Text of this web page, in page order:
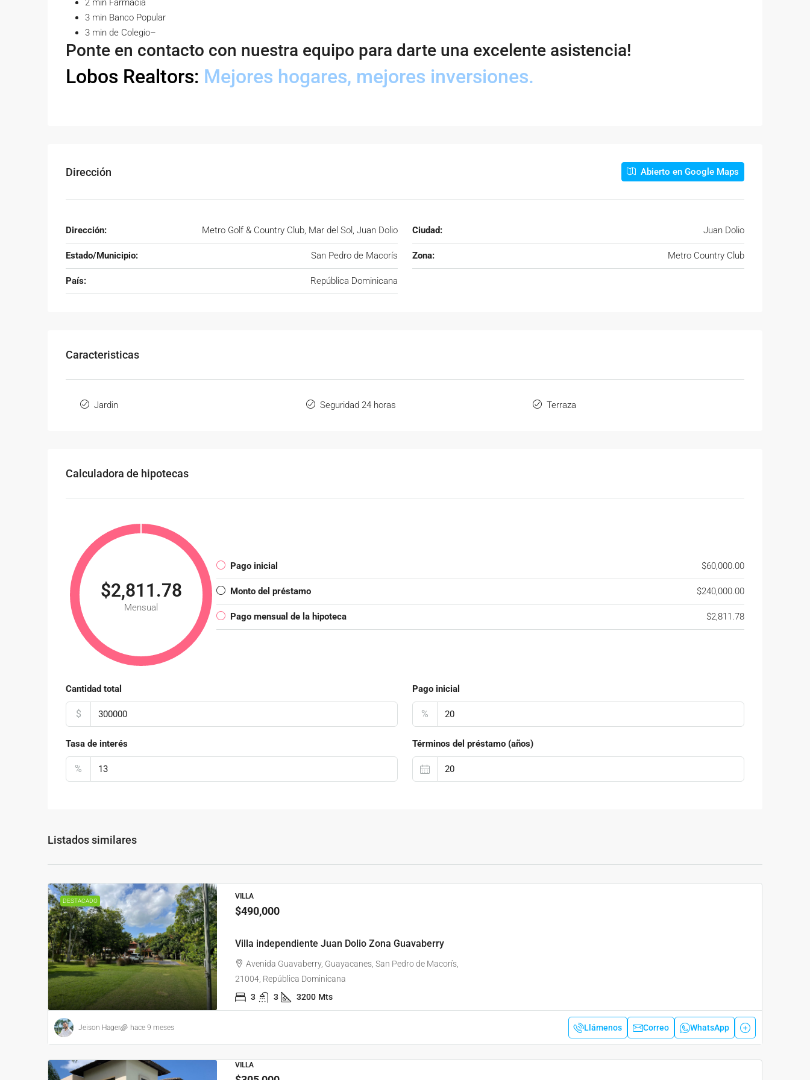
2 min Farmacia
3 min Banco Popular
3 min de Colegio–
Ponte en contacto con nuestra equipo para darte una excelente asistencia!
Lobos Realtors: Mejores hogares, mejores inversiones.
Dirección Abierto en Google Maps
Dirección: Metro Golf & Country Club, Mar del Sol, Juan Dolio Ciudad: Juan Dolio
Estado/Municipio: San Pedro de Macorís Zona: Metro Country Club
País: República Dominicana
Caracteristicas
Jardin Seguridad 24 horas Terraza
Calculadora de hipotecas
$2,811.78
Mensual
Pago inicial $60,000.00
Monto del préstamo $240,000.00
Pago mensual de la hipoteca $2,811.78
Cantidad total
$
Pago inicial
%
Tasa de interés
%
Términos del préstamo (años)
Listados similares
DESTACADO
VILLA
$490,000
Villa independiente Juan Dolio Zona Guavaberry
Avenida Guavaberry, Guayacanes, San Pedro de Macorís,
21004, República Dominicana
3
3 3200 Mts
Jeison Hager hace 9 meses Llámenos Correo WhatsApp
VILLA